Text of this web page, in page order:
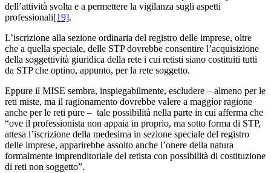
dell’attività svolta e a permettere la vigilanza sugli aspetti
professionali[19].
L’iscrizione alla sezione ordinaria del registro delle imprese, oltre
che a quella speciale, delle STP dovrebbe consentire l’acquisizione
della soggettività giuridica della rete i cui retisti siano costituiti tutti
da STP che optino, appunto, per la rete soggetto.
Eppure il MISE sembra, inspiegabilmente, escludere – almeno per le
reti miste, ma il ragionamento dovrebbe valere a maggior ragione
anche per le reti pure – tale possibilità nella parte in cui afferma che
“ove il professionista non appaia in proprio, ma sotto forma di STP,
attesa l’iscrizione della medesima in sezione speciale del registro
delle imprese, apparirebbe assolto anche l’onere della natura
formalmente imprenditoriale del retista con possibilità di costituzione
di reti non soggetto”.